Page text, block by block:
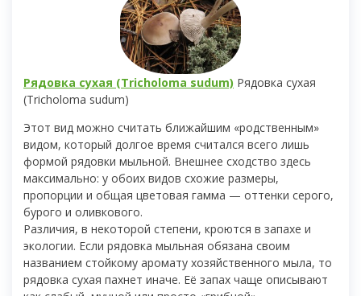
Рядовка сухая (Tricholoma sudum) Рядовка сухая
(Tricholoma sudum)
Этот вид можно считать ближайшим «родственным»
видом, который долгое время считался всего лишь
формой рядовки мыльной. Внешнее сходство здесь
максимально: у обоих видов схожие размеры,
пропорции и общая цветовая гамма — оттенки серого,
бурого и оливкового.
Различия, в некоторой степени, кроются в запахе и
экологии. Если рядовка мыльная обязана своим
названием стойкому аромату хозяйственного мыла, то
рядовка сухая пахнет иначе. Её запах чаще описывают